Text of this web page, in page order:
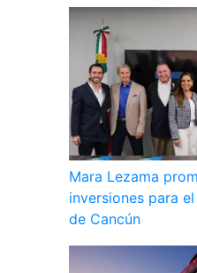
Mara Lezama
inversiones para
de Cancún